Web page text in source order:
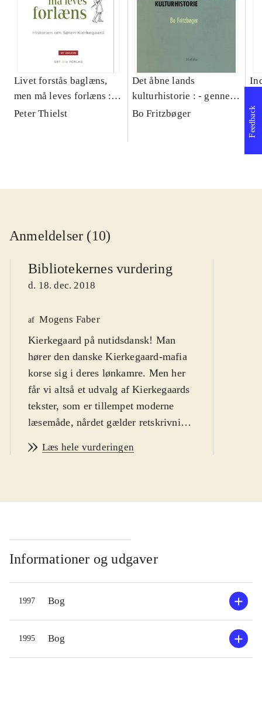
Livet forstås baglæns,
men må leves forlæns :
historien om Søren
Peter Thielst
Det åbne lands
kulturhistorie : - gennem
300 år
Bo Fritzbøger
Anmeldelser (10)
Bibliotekernes vurdering
d. 18. dec. 2018
af Mogens Faber
Kierkegaard på nutidsdansk! Man
hører den danske Kierkegaard-mafia
korse sig i deres lønkamre. Men her
får vi altså et udvalg af Kierkegaards
tekster, som er tillempet moderne
læsemåde, nårdet gælder retskrivning
writere Claus Angelo og Henning
Kierkegaards ordvalg er
om det er sprog eller indhold, der er
det væsentligste hos Kierkegaard. De
indviede vil givet hævde, at de to
ikke kan skilles ad, men jeg synes, at
det her i udvalget gårglimrende. I de
bragte uddrag kan Kierkegaard
umiddelbart læses af mange flere
Læs hele vurderingen
Informationer og udgaver
1997 Bog
1995 Bog
Feedback